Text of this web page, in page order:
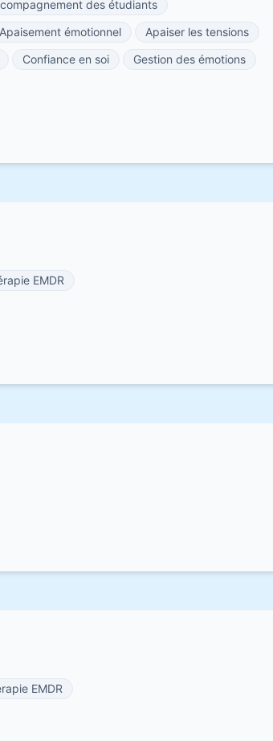
des étudiants
Apaisement émotionnel
Apaiser les tensions
Confiance en soi Gestion des émotions
EMDR
EMDR